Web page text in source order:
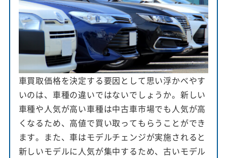
車買取価格を決定する要因として思い浮かべやす
いのは、車種の違いではないでしょうか。新しい
車種や人気が高い車種は中古車市場でも人気が高
くなるため、高値で買い取ってもらうことができ
ます。また、車はモデルチェンジが実施されると
新しいモデルに人気が集中するため、古いモデル